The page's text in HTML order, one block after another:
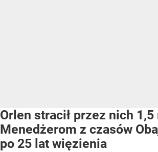
Orlen stracił przez nich 1,5
Menedżerom z czasów
po 25 lat więzienia